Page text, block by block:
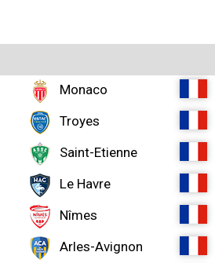
Monaco
Troyes
Saint-Etienne
Le Havre
Nîmes
Arles-Avignon